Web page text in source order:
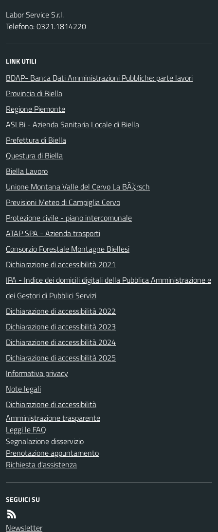
Labor Service S.r.l.
Telefono: 0321.1814220
LINK UTILI
BDAP- Banca Dati Amministrazioni Pubbliche: parte lavori
Provincia di Biella
Regione Piemonte
ASLBi - Azienda Sanitaria Locale di Biella
Prefettura di Biella
Questura di Biella
Biella Lavoro
Unione Montana Valle del Cervo La BÃ¼rsch
Previsioni Meteo di Campiglia Cervo
Protezione civile - piano intercomunale
ATAP SPA - Azienda trasporti
Consorzio Forestale Montagne Biellesi
Dichiarazione di accessibilità 2021
IPA - Indice dei domicili digitali della Pubblica Amministrazione e
dei Gestori di Pubblici Servizi
Dichiarazione di accessibilità 2022
Dichiarazione di accessibilità 2023
Dichiarazione di accessibilità 2024
Dichiarazione di accessibilità 2025
Informativa privacy
Note legali
Dichiarazione di accessibilità
Amministrazione trasparente
Leggi le FAQ
Segnalazione disservizio
Prenotazione appuntamento
Richiesta d'assistenza
SEGUICI SU
Newsletter